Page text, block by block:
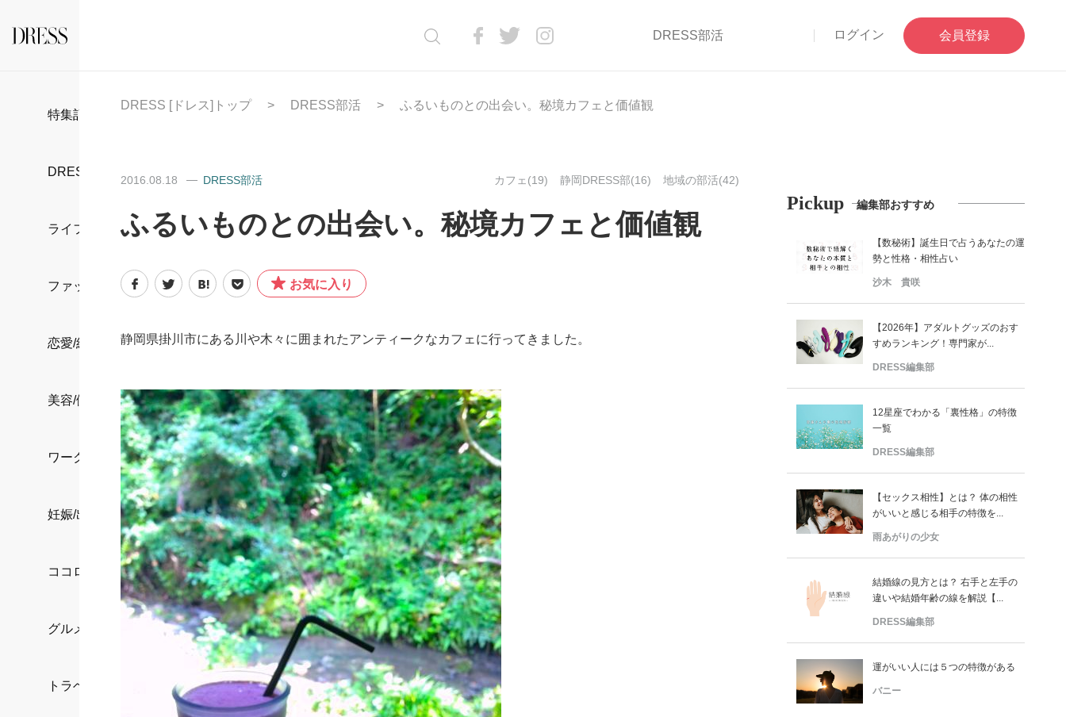
DRESS部活 ログイン 会員登録
特集記事
DRESS部活
ライフスタイル
ファッション
恋愛/結婚/離婚
美容/健康
ワークスタイル
妊娠/出産/家族
ココロ/カラダ
グルメ
トラベル
DRESS [ドレス]トップ DRESS部活 ふるいものとの出会い。秘境カフェと価値観
2016.08.18 DRESS部活 カフェ(19) 静岡DRESS部(16) 地域の部活(42)
ふるいものとの出会い。秘境カフェと価値観
お気に入り
静岡県掛川市にある川や木々に囲まれたアンティークなカフェに行ってきました。
Pickup 編集部おすすめ
【数秘術】誕生日で占うあなたの運
勢と性格・相性占い
沙木 貴咲
【2026年】アダルトグッズのおす
すめランキング！専門家が...
DRESS編集部
12星座でわかる「裏性格」の特徴
一覧
DRESS編集部
【セックス相性】とは？ 体の相性
がいいと感じる相手の特徴を...
雨あがりの少女
結婚線の見方とは？ 右手と左手の
違いや結婚年齢の線を解説【...
DRESS編集部
運がいい人には５つの特徴がある
バニー